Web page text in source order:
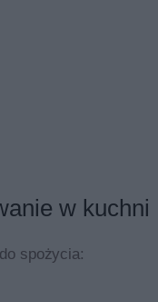
w kuchni
spożycia: